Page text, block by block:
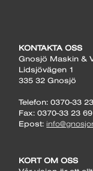
KONTAKTA OSS
Gnosjö Maskin &
Lidsjövägen 1
335 32 Gnosjö
Telefon: 0370-33
Fax: 0370-33 23 69
Epost:
KORT OM OSS